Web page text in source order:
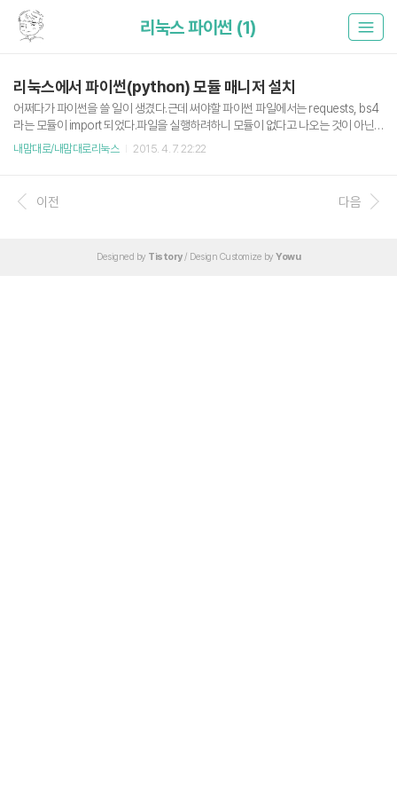
리눅스 파이썬 (1)
리눅스에서 파이썬(python) 모듈 매니저 설치
어쩌다가 파이썬을 쓸 일이 생겼다.근데 써야할 파이썬 파일에서는 requests, bs4
라는 모듈이 import 되었다.파일을 실행하려하니 모듈이 없다고 나오는 것이 아닌
가? 없으면 어떡하지? 깔아줘야지. 그리고 구글신 접신해서 좀 찾아본 결과 윈도우
yum install python-pip 우분투 기반 sudo apt-get install python-pip 실행법은
sudo pip [옵션] 이다. 리눅스 시스템 상의 공용 라이브러리를 건드려야하므로 root
내맘대로/내맘대로리눅스 2015. 4. 7. 22:22
이전 다음
Designed by Tistory/ Design Customize by Yowu